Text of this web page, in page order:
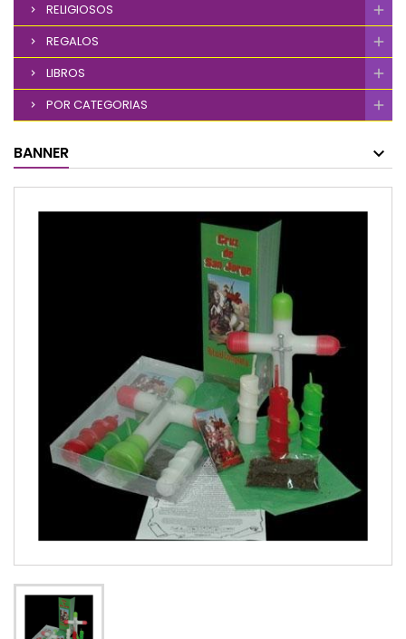
RELIGIOSOS
REGALOS
LIBROS
POR CATEGORIAS
BANNER